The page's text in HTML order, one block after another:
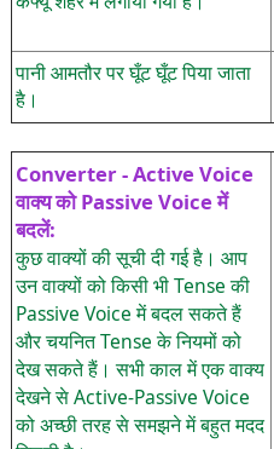
पानी आमतौर पर घूँट घूँट पिया जाता
है।
Converter - Active Voice
वाक्य को Passive Voice में
बदलें:
कुछ वाक्यों की सूची दी गई है। आप
उन वाक्यों को किसी भी Tense की
Passive Voice में बदल सकते हैं
और चयनित Tense के नियमों को
देख सकते हैं। सभी काल में एक वाक्य
देखने से Active-Passive Voice
को अच्छी तरह से समझने में बहुत मदद